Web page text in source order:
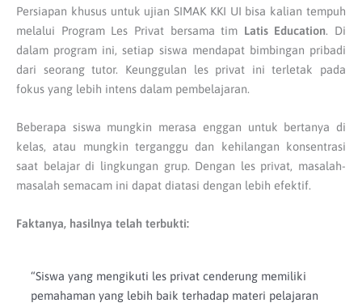
Persiapan khusus untuk ujian SIMAK KKI UI bisa kalian tempuh
melalui Program Les Privat bersama tim Latis Education. Di
dalam program ini, setiap siswa mendapat bimbingan pribadi
dari seorang tutor. Keunggulan les privat ini terletak pada
fokus yang lebih intens dalam pembelajaran.
Beberapa siswa mungkin merasa enggan untuk bertanya di
kelas, atau mungkin terganggu dan kehilangan konsentrasi
saat belajar di lingkungan grup. Dengan les privat, masalah-
masalah semacam ini dapat diatasi dengan lebih efektif.
Faktanya, hasilnya telah terbukti:
“Siswa yang mengikuti les privat cenderung memiliki
pemahaman yang lebih baik terhadap materi pelajaran